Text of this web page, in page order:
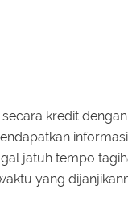
kredit
jatuh tempo
yang